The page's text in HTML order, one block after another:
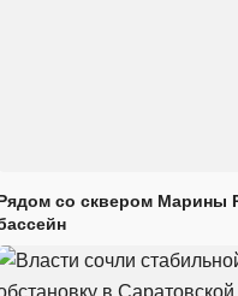
со сквером Марины